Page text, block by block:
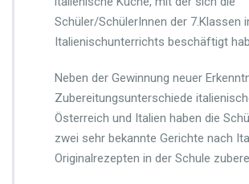
Schüler/SchülerInnen der 7.Klassen
Italienischunterrichts beschäftigt
Neben der Gewinnung neuer
Zubereitungsunterschiede
Österreich und Italien haben die
zwei sehr bekannte Gerichte nach
Originalrezepten in der Schule